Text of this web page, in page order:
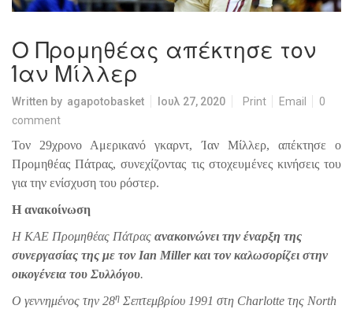
Ο Προμηθέας απέκτησε τον
Ίαν Μίλλερ
Written by agapotobasket Ιουλ 27, 2020 Print Email
0
comment
Τον 29χρονο Αμερικανό γκαρντ, Ίαν Μίλλερ, απέκτησε ο
Προμηθέας Πάτρας, συνεχίζοντας τις στοχευμένες κινήσεις του
για την ενίσχυση του ρόστερ.
Η ανακοίνωση
H KAE Προμηθέας Πάτρας ανακοινώνει την έναρξη της
συνεργασίας της με τον Ian Miller και τον καλωσορίζει στην
οικογένεια του Συλλόγου.
Ο γεννημένος την 28η Σεπτεμβρίου 1991 στη Charlotte της North